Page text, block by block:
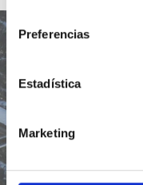
Preferencias
Estadística
Marketing